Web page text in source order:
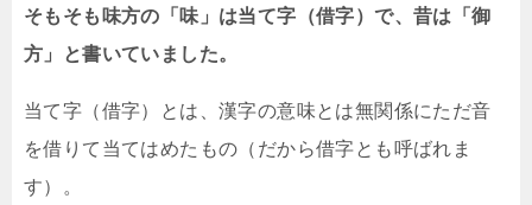
そもそも味方の「味」は当て字（借字）で、昔は「御
方」と書いていました。
当て字（借字）とは、漢字の意味とは無関係にただ音
を借りて当てはめたもの（だから借字とも呼ばれま
す）。